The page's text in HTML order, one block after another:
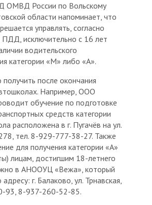
ОМВД России по Вольскому
области напоминает, что
управлять, согласно
ПДД, исключительно с 16 лет
водительского
категории «М» либо «А».
после окончания
Например, ООО
обучение по подготовке
средств категории
расположена в г. Пугачёв на ул.
тел. 8-929-777-38-27. Также
для получения категории «А»
лицам, достигшим 18-летнего
в АНООУЦ «Вежа», который
г. Балаково, ул. Трнавская,
93, 8-937-260-52-85.